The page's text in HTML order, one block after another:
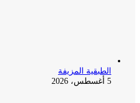
الطبقية المزيفة
5 أغسطس، 2026